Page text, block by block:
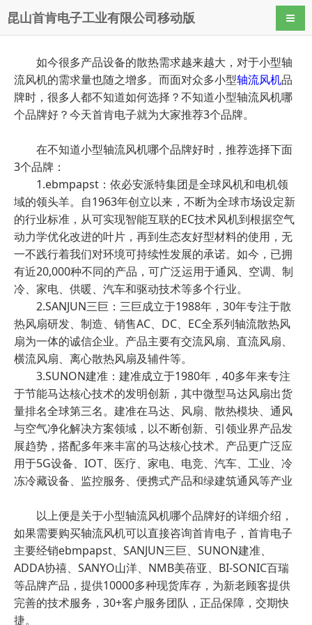
昆山首肯电子工业有限公司移动版 导航
如今很多产品设备的散热需求越来越大，对于小型轴
流风机的需求量也随之增多。而面对众多小型轴流风机品
牌时，很多人都不知道如何选择？不知道小型轴流风机哪
个品牌好？今天首肯电子就为大家推荐3个品牌。
在不知道小型轴流风机哪个品牌好时，推荐选择下面
3个品牌：
1.ebmpapst：依必安派特集团是全球风机和电机领
域的领头羊。自1963年创立以来，不断为全球市场设定新
的行业标准，从可实现智能互联的EC技术风机到根据空气
动力学优化改进的叶片，再到生态友好型材料的使用，无
一不践行着我们对环境可持续性发展的承诺。如今，已拥
有近20,000种不同的产品，可广泛运用于通风、空调、制
冷、家电、供暖、汽车和驱动技术等多个行业。
2.SANJUN三巨：三巨成立于1988年，30年专注于散
热风扇研发、制造、销售AC、DC、EC全系列轴流散热风
扇为一体的诚信企业。产品主要有交流风扇、直流风扇、
横流风扇、离心散热风扇及辅件等。
3.SUNON建准：建准成立于1980年，40多年来专注
于节能马达核心技术的发明创新，其中微型马达风扇出货
量排名全球第三名。建准在马达、风扇、散热模块、通风
与空气净化解决方案领域，以不断创新、引领业界产品发
展趋势，搭配多年来丰富的马达核心技术。产品更广泛应
用于5G设备、IOT、医疗、家电、电竞、汽车、工业、冷
冻冷藏设备、监控服务、便携式产品和绿建筑通风等产业
以上便是关于小型轴流风机哪个品牌好的详细介绍，
如果需要购买轴流风机可以直接咨询首肯电子，首肯电子
主要经销ebmpapst、SANJUN三巨、SUNON建准、
ADDA协禧、SANYO山洋、NMB美蓓亚、BI-SONIC百瑞
等品牌产品，提供10000多种现货库存，为新老顾客提供
完善的技术服务，30+客户服务团队，正品保障，交期快
捷。